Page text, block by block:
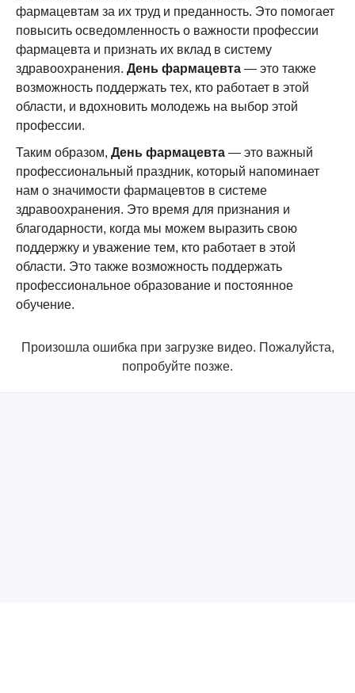
фармацевтам за их труд и преданность. Это помогает
повысить осведомленность о важности профессии
фармацевта и признать их вклад в систему
здравоохранения. День фармацевта — это также
возможность поддержать тех, кто работает в этой
области, и вдохновить молодежь на выбор этой
профессии.
Таким образом, День фармацевта — это важный
профессиональный праздник, который напоминает
нам о значимости фармацевтов в системе
здравоохранения. Это время для признания и
благодарности, когда мы можем выразить свою
поддержку и уважение тем, кто работает в этой
области. Это также возможность поддержать
профессиональное образование и постоянное
обучение.
Произошла ошибка при загрузке видео. Пожалуйста,
попробуйте позже.